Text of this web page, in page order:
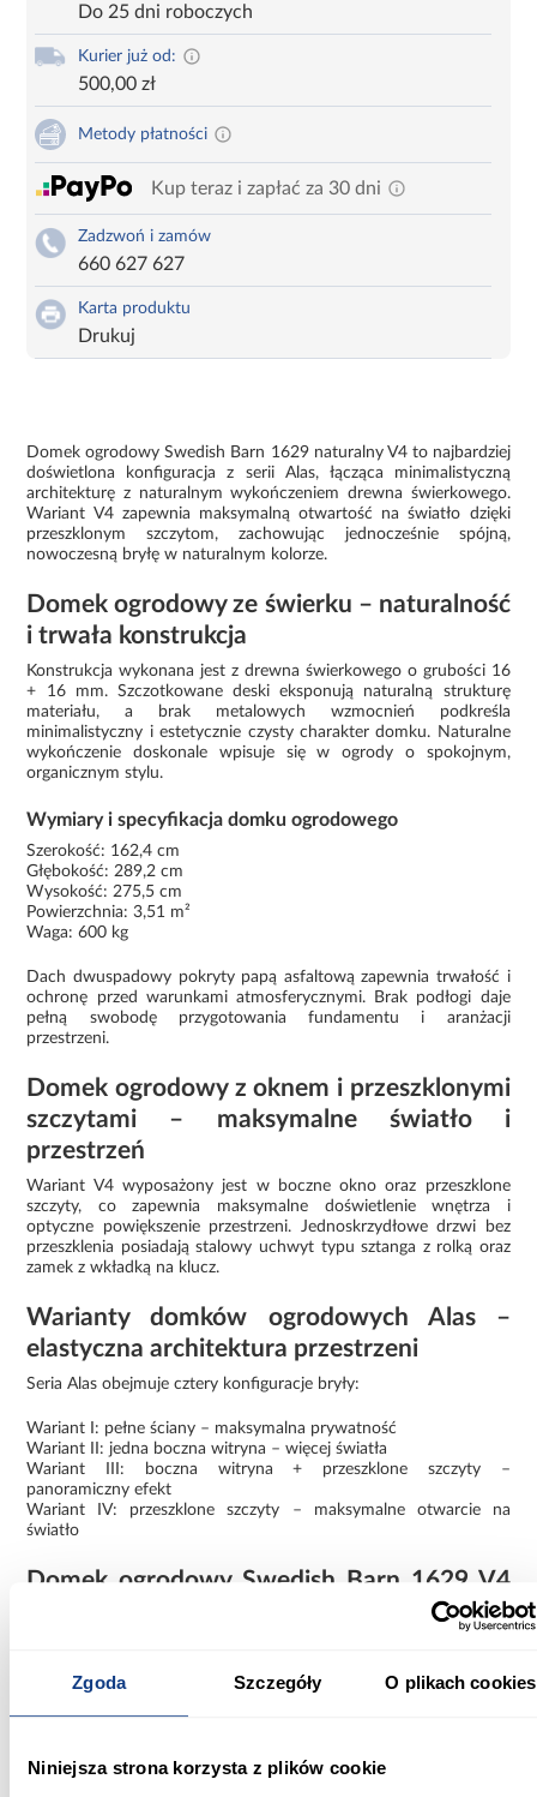
Zgoda Szczegóły O plikach cookies
Niniejsza strona korzysta z plików cookie
Do 25 dni roboczych
Kurier już od:
500,00 zł
Metody płatności
Kup teraz i zapłać za 30 dni
Zadzwoń i zamów
660 627 627
Karta produktu
Drukuj
Domek ogrodowy Swedish Barn 1629 naturalny V4 to najbardziej
doświetlona konfiguracja z serii Alas, łącząca minimalistyczną
architekturę z naturalnym wykończeniem drewna świerkowego.
Wariant V4 zapewnia maksymalną otwartość na światło dzięki
przeszklonym szczytom, zachowując jednocześnie spójną,
nowoczesną bryłę w naturalnym kolorze.
Domek ogrodowy ze świerku – naturalność
i trwała konstrukcja
Konstrukcja wykonana jest z drewna świerkowego o grubości 16
+ 16 mm. Szczotkowane deski eksponują naturalną strukturę
materiału, a brak metalowych wzmocnień podkreśla
minimalistyczny i estetycznie czysty charakter domku. Naturalne
wykończenie doskonale wpisuje się w ogrody o spokojnym,
organicznym stylu.
Wymiary i specyfikacja domku ogrodowego
Szerokość: 162,4 cm
Głębokość: 289,2 cm
Wysokość: 275,5 cm
Powierzchnia: 3,51 m²
Waga: 600 kg
Dach dwuspadowy pokryty papą asfaltową zapewnia trwałość i
ochronę przed warunkami atmosferycznymi. Brak podłogi daje
pełną swobodę przygotowania fundamentu i aranżacji
przestrzeni.
Domek ogrodowy z oknem i przeszklonymi
szczytami – maksymalne światło i
przestrzeń
Wariant V4 wyposażony jest w boczne okno oraz przeszklone
szczyty, co zapewnia maksymalne doświetlenie wnętrza i
optyczne powiększenie przestrzeni. Jednoskrzydłowe drzwi bez
przeszklenia posiadają stalowy uchwyt typu sztanga z rolką oraz
zamek z wkładką na klucz.
Warianty domków ogrodowych Alas –
elastyczna architektura przestrzeni
Seria Alas obejmuje cztery konfiguracje bryły:
Wariant I: pełne ściany – maksymalna prywatność
Wariant II: jedna boczna witryna – więcej światła
Wariant III: boczna witryna + przeszklone szczyty –
panoramiczny efekt
Wariant IV: przeszklone szczyty – maksymalne otwarcie na
światło
Domek ogrodowy Swedish Barn 1629 V4
naturalny – przestrzeń pełna światła i
Domek ogrodowy Swedish Barn 1629 naturalny V4 to idealne
rozwiązanie dla osób, które szukają maksymalnie jasnej, otwartej i
nowoczesnej przestrzeni ogrodowej, harmonijnie wpisującej się w